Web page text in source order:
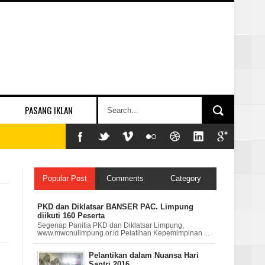
PASANG IKLAN
Popular Post Comments Category
PKD dan Diklatsar BANSER PAC. Limpung
diikuti 160 Peserta
Segenap Panitia PKD dan Diklatsar Limpung,
www.mwcnulimpung.or.id Pelatihan Kepemimpinan ...
Pelantikan dalam Nuansa Hari